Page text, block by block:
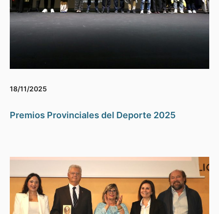
18/11/2025
Premios Provinciales del Deporte 2025